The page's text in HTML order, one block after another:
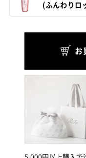
(ふんわりロ
お